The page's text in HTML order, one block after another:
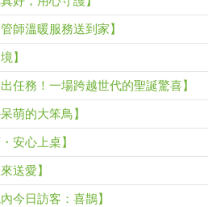
師溫暖服務送到家】
】
任務！一場跨越世代的聖誕驚喜】
萌的大笨鳥】
安心上桌】
送愛】
今日訪客：喜鵲】